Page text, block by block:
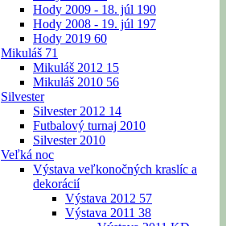
Hody 2009 - 18. júl 190
Hody 2008 - 19. júl 197
Hody 2019 60
Mikuláš 71
Mikuláš 2012 15
Mikuláš 2010 56
Silvester
Silvester 2012 14
Futbalový turnaj 2010
Silvester 2010
Veľká noc
Výstava veľkonočných kraslíc a
dekorácií
Výstava 2012 57
Výstava 2011 38